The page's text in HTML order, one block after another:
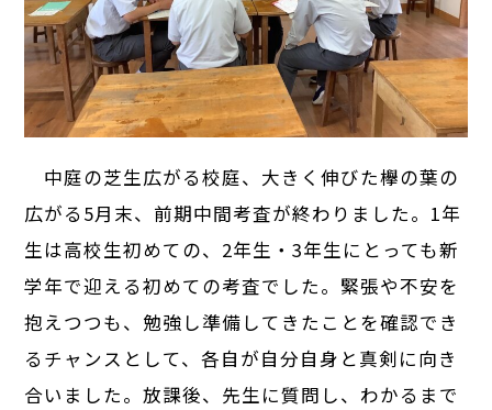
中庭の芝生広がる校庭、大きく伸びた欅の葉の
広がる5月末、前期中間考査が終わりました。1年
生は高校生初めての、2年生・3年生にとっても新
学年で迎える初めての考査でした。緊張や不安を
抱えつつも、勉強し準備してきたことを確認でき
るチャンスとして、各自が自分自身と真剣に向き
合いました。放課後、先生に質問し、わかるまで